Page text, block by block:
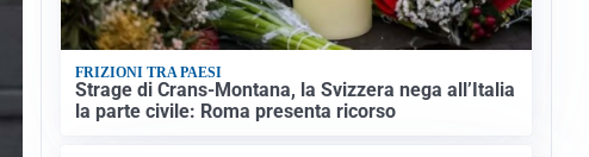
FRIZIONI TRA PAESI
Strage di Crans-Montana, la Svizzera nega all’Italia
la parte civile: Roma presenta ricorso